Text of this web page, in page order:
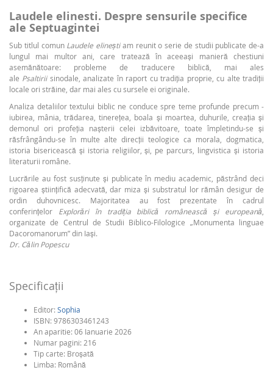
Laudele elinesti. Despre sensurile specifice
ale Septuagintei
Sub titlul comun Laudele elineștiam reunit o serie de studii publicate de-a
lungul mai multor ani, care tratează în aceeași manieră chestiuni
asemănătoare: probleme de traducere biblică, mai ales
ale Psaltiriisinodale, analizate în raport cu tradiția proprie, cu alte tradiții
locale ori străine, dar mai ales cu sursele ei originale.
Analiza detaliilor textului biblic ne conduce spre teme profunde precum ­
iubirea, mânia, trădarea, tinerețea, boala și moartea, duhurile, creația și
demonul ori profeția nașterii celei izbăvitoare, toate împletindu-se și
răsfrângându-se în multe alte direcții teologice ca morala, dogmatica,
istoria bisericească și istoria religiilor, și, pe parcurs, lingvistica și istoria
literaturii române.
Lucrările au fost susținute și publicate în mediu academic, păstrând deci
rigoarea științifică adecvată, dar miza și substratul lor rămân desigur de
ordin duhovnicesc. Majoritatea au fost prezentate în cadrul
conferințelor Explorări în tradiţia biblică românească şi europeană
organizate de Centrul de Studii Biblico-Filologice „Monumenta linguae
Dacoromanorum” din Iași.
Dr. Călin Popescu
Specificaţii
Editor: Sophia
ISBN: 9786303461243
An aparitie: 06 Ianuarie 2026
Numar pagini: 216
Tip carte: Broşată
Limba: Română